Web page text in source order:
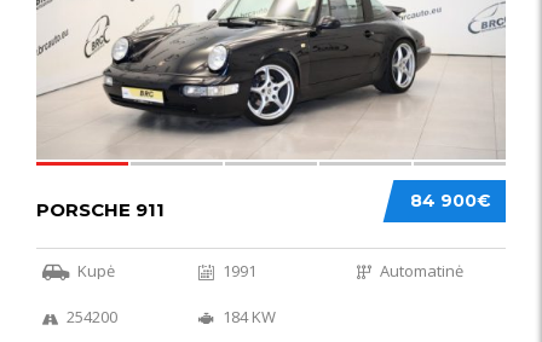
84 900€
PORSCHE 911
Kupė 1991 Automatinė
254200 184 KW